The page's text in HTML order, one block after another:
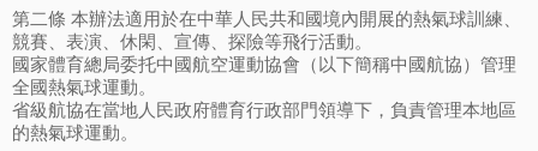
第二條 本辦法適用於在中華人民共和國境內開展的熱氣球訓練、
競賽、表演、休閑、宣傳、探險等飛行活動。
國家體育總局委托中國航空運動協會（以下簡稱中國航協）管理
全國熱氣球運動。
省級航協在當地人民政府體育行政部門領導下，負責管理本地區
的熱氣球運動。